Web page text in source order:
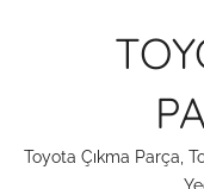
Toyota Çıkma Parça,